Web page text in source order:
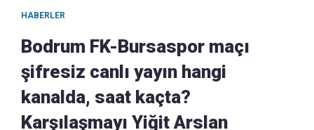
HABERLER
Bodrum FK-Bursaspor maçı
şifresiz canlı yayın hangi
kanalda, saat kaçta?
Karşılaşmayı Yiğit Arslan